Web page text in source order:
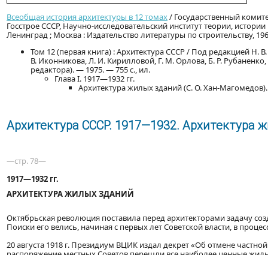
Всеобщая история архитектуры в 12 томах/ Государственный
Госстрое СССР, Научно-исследовательский институт теории,
Ленинград ; Москва : Издательство литературы по строительству,
Том 12 (первая книга) : Архитектура СССР / Под редакцией Н.
В. Иконникова, Л. И. Кирилловой, Г. М. Орлова, Б. Р.
редактора). — 1975. — 755 с., ил.
Глава I. 1917—1932 гг.
Архитектура жилых зданий (С. О. Хан-
Архитектура СССР. 1917—1932.
—стр. 78—
1917—1932 гг.
АРХИТЕКТУРА ЖИЛЫХ ЗДАНИЙ
Октябрьская революция поставила перед архитекторами задачу
Поиски его велись, начиная с первых лет Советской власти, в
20 августа 1918 г. Президиум ВЦИК издал декрет «Об отмене